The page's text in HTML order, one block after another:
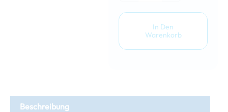
In Den
Warenkorb
Beschreibung